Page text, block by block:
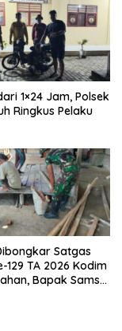
1×24 Jam, Polsek
Ringkus Pelaku
Satgas
129 TA 2026 Kodim
Bapak Samsul